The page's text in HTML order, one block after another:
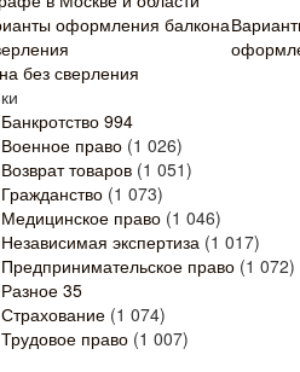
без сверления
Банкротство 994
Военное право (1 026)
Возврат товаров (1 051)
Гражданство (1 073)
Медицинское право (1 046)
Независимая экспертиза (1 017)
Предпринимательское право (1 072)
Разное 35
Страхование (1 074)
Трудовое право (1 007)